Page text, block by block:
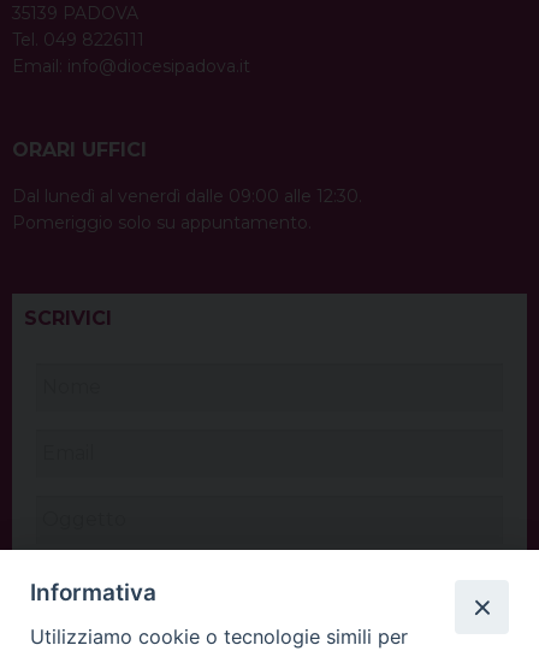
35139 PADOVA
Tel. 049 8226111
Email: info@diocesipadova.it
ORARI UFFICI
Dal lunedì al venerdì dalle 09:00 alle 12:30.
Pomeriggio solo su appuntamento.
SCRIVICI
Informativa
Utilizziamo cookie o tecnologie simili per